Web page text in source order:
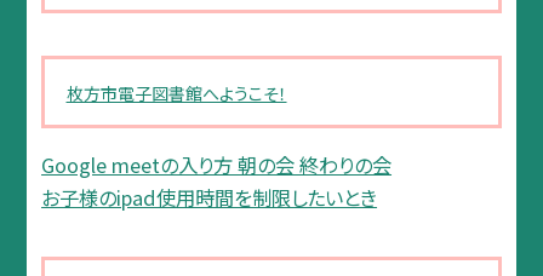
枚方市電子図書館へようこそ！
Google meetの入り方 朝の会 終わりの会
お子様のipad使用時間を制限したいとき